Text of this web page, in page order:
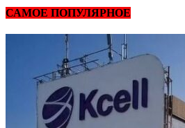
САМОЕ ПОПУЛЯРНОЕ